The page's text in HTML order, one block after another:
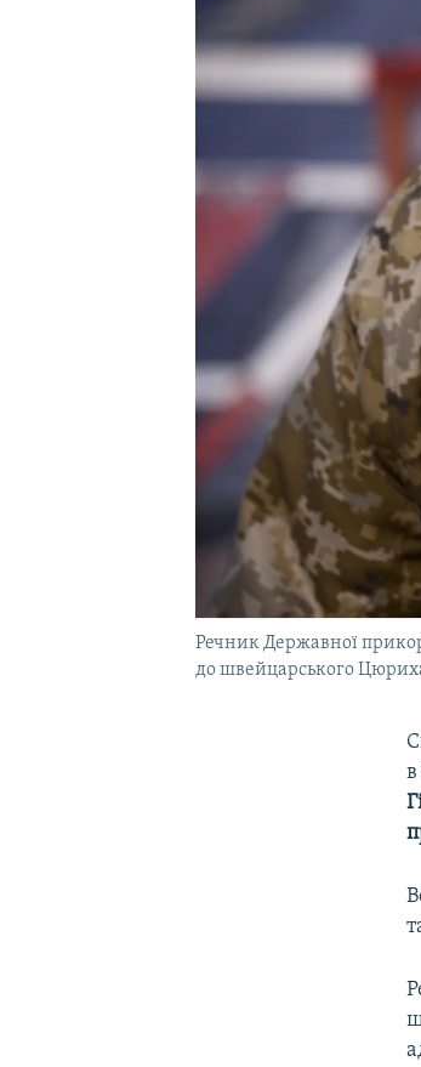
УКРАЇНСЬКА ПРОБЛЕМА КРИМУ
Речник Державної
до швейцарського